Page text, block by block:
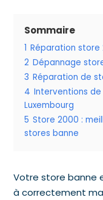
Sommaire
1 Réparation store
2 Dépannage
3 Réparation de
4 Interventions
Luxembourg
5 Store 2000 :
stores banne
Votre store banne
à correctement